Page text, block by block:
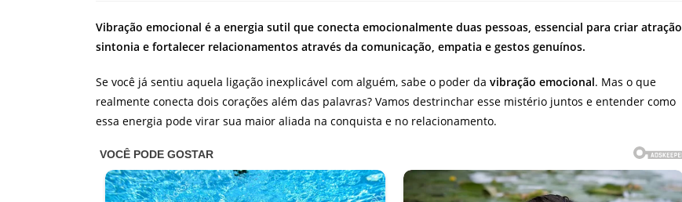
Vibração emocional é a energia sutil que conecta emocionalmente duas pessoas, essencial para criar atração,
sintonia e fortalecer relacionamentos através da comunicação, empatia e gestos genuínos.
Se você já sentiu aquela ligação inexplicável com alguém, sabe o poder da vibração emocional. Mas o que
realmente conecta dois corações além das palavras? Vamos destrinchar esse mistério juntos e entender como
essa energia pode virar sua maior aliada na conquista e no relacionamento.